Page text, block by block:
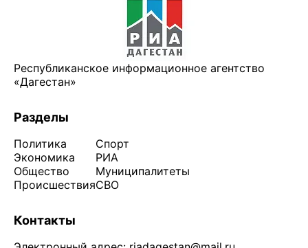
Республиканское информационное агентство
«Дагестан»
Разделы
Политика
Экономика
Общество
Происшествия
Спорт
РИА
Муниципалитеты
СВО
Контакты